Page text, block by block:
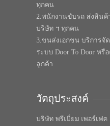
ทุกคน
2.พนักงานขับรถ ส่งสินค้
บริษัท ฯ ทุกคน
3.ขนส่งเอกชน บริการจั
ระบบ Door To Door หรื
ลูกค้า
วัตถุประสงค์
บริษัท พรีเมี่ยม เพอร์เฟ